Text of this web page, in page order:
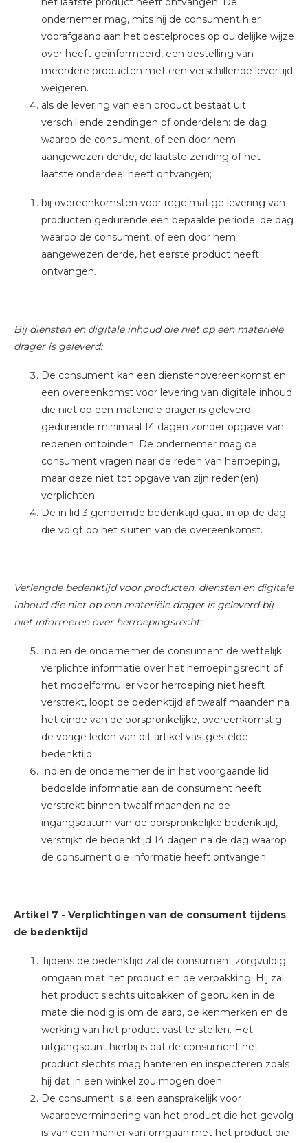
ondernemer mag, mits hij de consument hier
voorafgaand aan het bestelproces op duidelijke wijze
over heeft geïnformeerd, een bestelling van
meerdere producten met een verschillende levertijd
weigeren.
als de levering van een product bestaat uit
verschillende zendingen of onderdelen: de dag
waarop de consument, of een door hem
aangewezen derde, de laatste zending of het
laatste onderdeel heeft ontvangen;
bij overeenkomsten voor regelmatige levering van
producten gedurende een bepaalde periode: de dag
waarop de consument, of een door hem
aangewezen derde, het eerste product heeft
ontvangen.
Bij diensten en digitale inhoud die niet op een materiële
drager is geleverd:
De consument kan een dienstenovereenkomst en
een overeenkomst voor levering van digitale inhoud
die niet op een materiële drager is geleverd
gedurende minimaal 14 dagen zonder opgave van
redenen ontbinden. De ondernemer mag de
consument vragen naar de reden van herroeping,
maar deze niet tot opgave van zijn reden(en)
verplichten.
De in lid 3 genoemde bedenktijd gaat in op de dag
die volgt op het sluiten van de overeenkomst.
Verlengde bedenktijd voor producten, diensten en digitale
inhoud die niet op een materiële drager is geleverd bij
niet informeren over herroepingsrecht:
Indien de ondernemer de consument de wettelijk
verplichte informatie over het herroepingsrecht of
het modelformulier voor herroeping niet heeft
verstrekt, loopt de bedenktijd af twaalf maanden na
het einde van de oorspronkelijke, overeenkomstig
de vorige leden van dit artikel vastgestelde
bedenktijd.
Indien de ondernemer de in het voorgaande lid
bedoelde informatie aan de consument heeft
verstrekt binnen twaalf maanden na de
ingangsdatum van de oorspronkelijke bedenktijd,
verstrijkt de bedenktijd 14 dagen na de dag waarop
de consument die informatie heeft ontvangen.
Artikel 7 - Verplichtingen van de consument tijdens
de bedenktijd
Tijdens de bedenktijd zal de consument zorgvuldig
omgaan met het product en de verpakking. Hij zal
het product slechts uitpakken of gebruiken in de
mate die nodig is om de aard, de kenmerken en de
werking van het product vast te stellen. Het
uitgangspunt hierbij is dat de consument het
product slechts mag hanteren en inspecteren zoals
hij dat in een winkel zou mogen doen.
De consument is alleen aansprakelijk voor
waardevermindering van het product die het gevolg
is van een manier van omgaan met het product die